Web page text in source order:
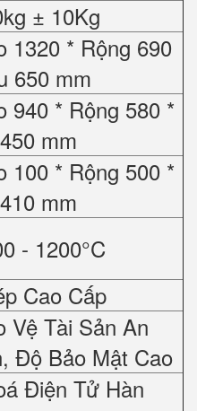
± 10Kg
1320 * Rộng 690
650 mm
940 * Rộng 580 *
mm
100 * Rộng 500 *
mm
- 1200°C
Cao Cấp
Vệ Tài Sản An
Độ Bảo Mật Cao
Điện Tử Hàn